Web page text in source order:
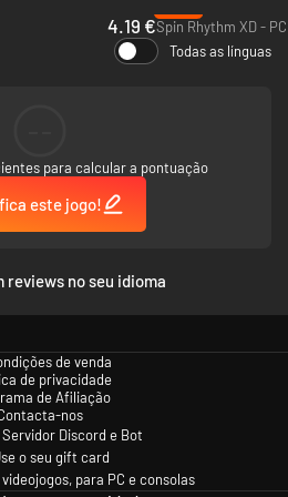
4.19 €Spin Rhythm XD -
Todas as línguas
para calcular a pontuação
este jogo!
reviews no seu idioma
de venda
de privacidade
de Afiliação
nos
Discord e Bot
o seu gift card
para PC e consolas